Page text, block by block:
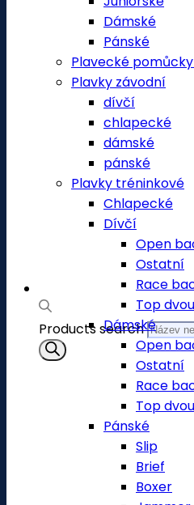
Products search
Dámské
Pánské
Plavecké
Plavky závodní
dívčí
chlapecké
dámské
pánské
Plavky tréninkové
Chlapecké
Dívčí
Open
Ostatní
Race
Top
Dámské
Open
Ostatní
Race
Top
Pánské
Slip
Brief
Boxer